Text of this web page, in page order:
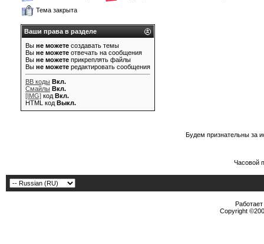
Тема закрыта
Ваши права в разделе
Вы не можете создавать темы
Вы не можете отвечать на сообщения
Вы не можете прикреплять файлы
Вы не можете редактировать сообщения
BB коды Вкл.
Смайлы Вкл.
[IMG] код Вкл.
HTML код Выкл.
Будем признательны за
Часовой
Copyright